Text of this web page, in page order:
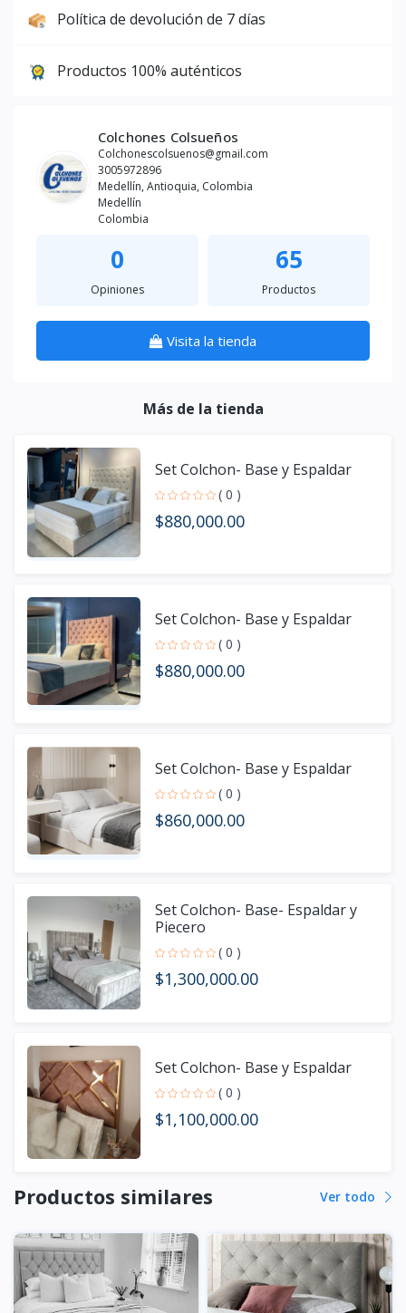
Política de devolución de 7 días
Productos 100% auténticos
Colchones Colsueños
Colchonescolsuenos@gmail.com
3005972896
Medellín, Antioquia, Colombia
Medellín
Colombia
0
Opiniones
65
Productos
Visita la tienda
Más de la tienda
Set Colchon- Base y Espaldar
( 0 )
$880,000.00
Set Colchon- Base y Espaldar
( 0 )
$880,000.00
Set Colchon- Base y Espaldar
( 0 )
$860,000.00
Set Colchon- Base- Espaldar y
Piecero
( 0 )
$1,300,000.00
Set Colchon- Base y Espaldar
( 0 )
$1,100,000.00
Productos similares Ver todo